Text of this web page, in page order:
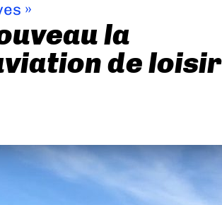
»
la
de loisir